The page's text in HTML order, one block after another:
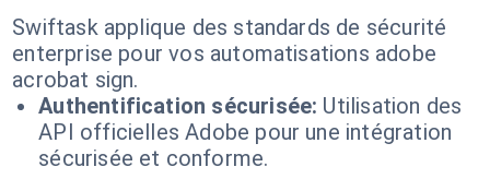
Swiftask applique des standards de sécurité
enterprise pour vos automatisations adobe
acrobat sign.
Authentification sécurisée: Utilisation des
API officielles Adobe pour une intégration
sécurisée et conforme.